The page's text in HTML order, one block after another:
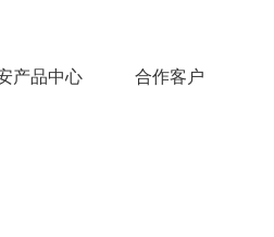
产品中心 合作客户